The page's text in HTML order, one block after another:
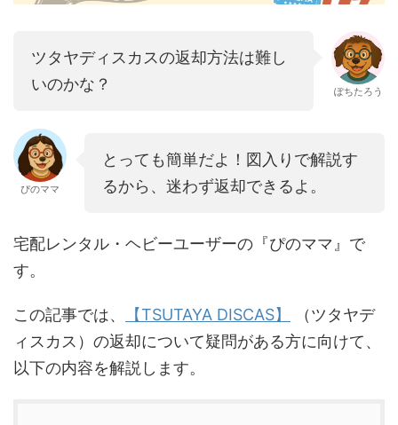
ツタヤディスカスの返却方法は難し
いのかな？
ぽちたろう
ぴのママ
とっても簡単だよ！図入りで解説す
るから、迷わず返却できるよ。
宅配レンタル・ヘビーユーザーの『ぴのママ』で
す。
この記事では、 【TSUTAYA DISCAS】
（ツタヤデ
ィスカス）の返却について疑問がある方に向けて、
以下の内容を解説します。